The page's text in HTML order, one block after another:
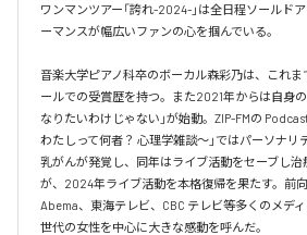
ワンマンツアー「誇れ-2024-」は全日程ソールド
ーマンスが幅広いファンの心を掴んでいる。
音楽大学ピアノ科卒のボーカル森彩乃は、これ
ールでの受賞歴を持つ。また2021年からは自身
なりたいわけじゃない」が始動。ZIP-FMの
わたしって何者？ 心理学雑談〜」ではパーソナリ
乳がんが発覚し、同年はライブ活動をセーブし
が、2024年ライブ活動を本格復帰を果たす。前
Abema、東海テレビ、CBC テレビ等多くのメデ
世代の女性を中心に大きな感動を呼んだ。